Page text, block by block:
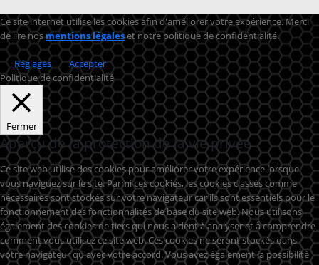
Ce site internet utilise les cookies afin d'améliorer votre expérience. Merci
de lire nosmentions légaleset notre politique de confidentialité.
Réglages
Accepter
Politique de confidentialité
Fermer
Aperçu de la protection de la vie privée
Ce site web utilise des cookies pour améliorer votre expérience lorsque
vous naviguez sur le site. Parmi ces cookies, les cookies classés comme
nécessaires sont stockés sur votre navigateur car ils sont essentiels pour le
fonctionnement des fonctionnalités de base du site web. Nous utilisons
également des cookies de tiers qui nous aident à analyser et à comprendre
comment vous utilisez ce site web. Ces cookies ne seront stockés dans
votre navigateur qu'avec votre accord. Vous avez également la possibilité